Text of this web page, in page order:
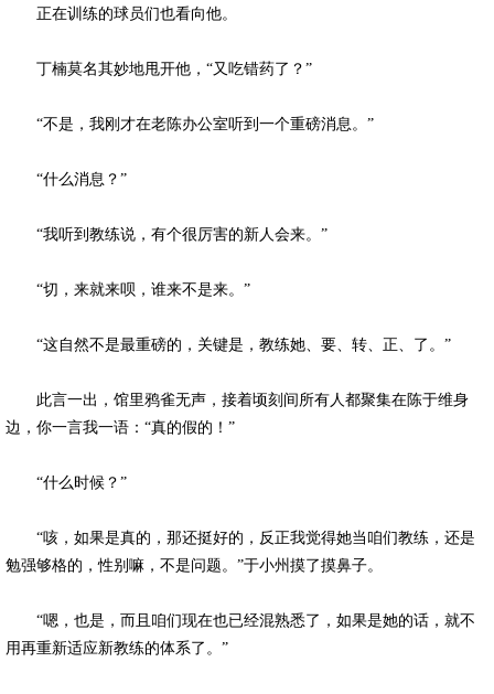
正在训练的球员们也看向他。
丁楠莫名其妙地甩开他，“又吃错药了？”
“不是，我刚才在老陈办公室听到一个重磅消息。”
“什么消息？”
“我听到教练说，有个很厉害的新人会来。”
“切，来就来呗，谁来不是来。”
“这自然不是最重磅的，关键是，教练她、要、转、正、了。”
此言一出，馆里鸦雀无声，接着顷刻间所有人都聚集在陈于维身
边，你一言我一语：“真的假的！”
“什么时候？”
“咳，如果是真的，那还挺好的，反正我觉得她当咱们教练，还是
勉强够格的，性别嘛，不是问题。”于小州摸了摸鼻子。
“嗯，也是，而且咱们现在也已经混熟悉了，如果是她的话，就不
用再重新适应新教练的体系了。”